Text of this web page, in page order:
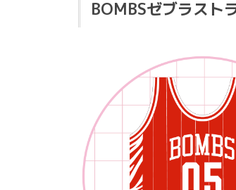
BOMBSゼブラスト